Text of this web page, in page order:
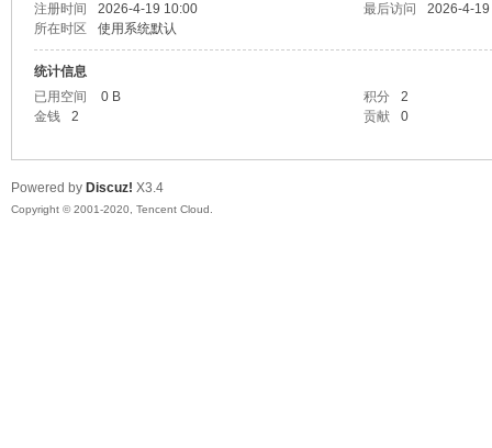
注册时间
2026-4-19 10:00 最后访问
2026-4-
所在时区
使用系统默认
统计信息
已用空间
0 B 积分
2
金钱
2 贡献 0
Powered by Discuz! X3.4
Copyright © 2001-2020, Tencent Cloud.